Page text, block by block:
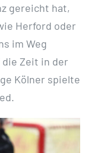
gereicht hat,
Herford oder
im Weg
Zeit in der
Kölner spielte